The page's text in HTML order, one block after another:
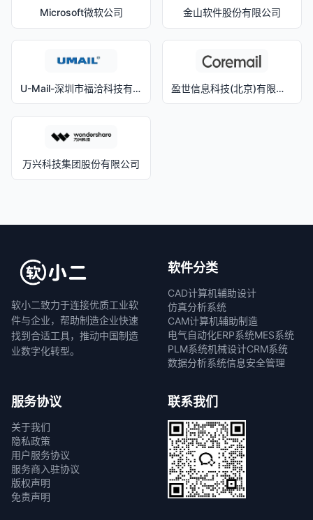
Microsoft微软公司 金山软件股份有限公司
U-Mail-深圳市福洽科技有限公司 盈世信息科技(北京)有限公司
万兴科技集团股份有限公司
软小二致力于连接优质工业软
件与企业，帮助制造企业快速
找到合适工具，推动中国制造
业数字化转型。
软件分类
CAD计算机辅助设计
仿真分析系统
CAM计算机辅助制造
电气自动化ERP系统MES系统
PLM系统机械设计CRM系统
数据分析系统信息安全管理
服务协议
关于我们
隐私政策
用户服务协议
服务商入驻协议
版权声明
免责声明
联系我们